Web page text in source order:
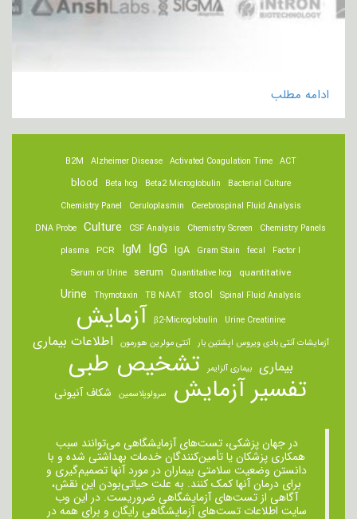
ادامه مطلب
ACT
Activated Coagulation Time
Alzheimer Disease
B2M
Bacterial Culture
Beta2 Microglobulin
Beta hcg
blood
Cerebrospinal Fluid Analysis
Ceruloplasmin
Chemistry Panel
Chemistry Panels
Chemistry Screen
CSF Analysis
Culture
DNA Probe
Factor I
fecal
Gram Stain
IgA
IgG
IgM
PCR
plasma
quantitative
Quantitative hcg
serum
Serum or Urine
Spinal Fluid Analysis
stool
TB NAAT
Thymotaxin
Urine
Urine Creatinine
β2-Microglobulin آزمایش
آزمایشات آنتی بادی ویروس اپشتین بار آنتی مولرین هورمون اطلاعات بیماری
بیماری بیماری آلزایمر تشخیص طبی
تفسیر آزمایش سرولوپلاسمین شکاف آنیونی
در جهان پزشکی، تست‌های آزمایشگاهی می‌توانند سبب
همکاری پزشکان یا تأمین‌کنندگان خدمات بهداشتی شده و با
دانستن وضعیت سلامتی بیماران در مورد آنها تصمیم‌گیری و
برای درمان ‌آنها کمک کنند. به علت حیاتی‌بودن این نقش،
آگاهی از تست‌های آزمایشگاهی ضروریست. در این وب
سایت اطلاعات تست‌های آزمایشگاهی رایگان و برای همه در